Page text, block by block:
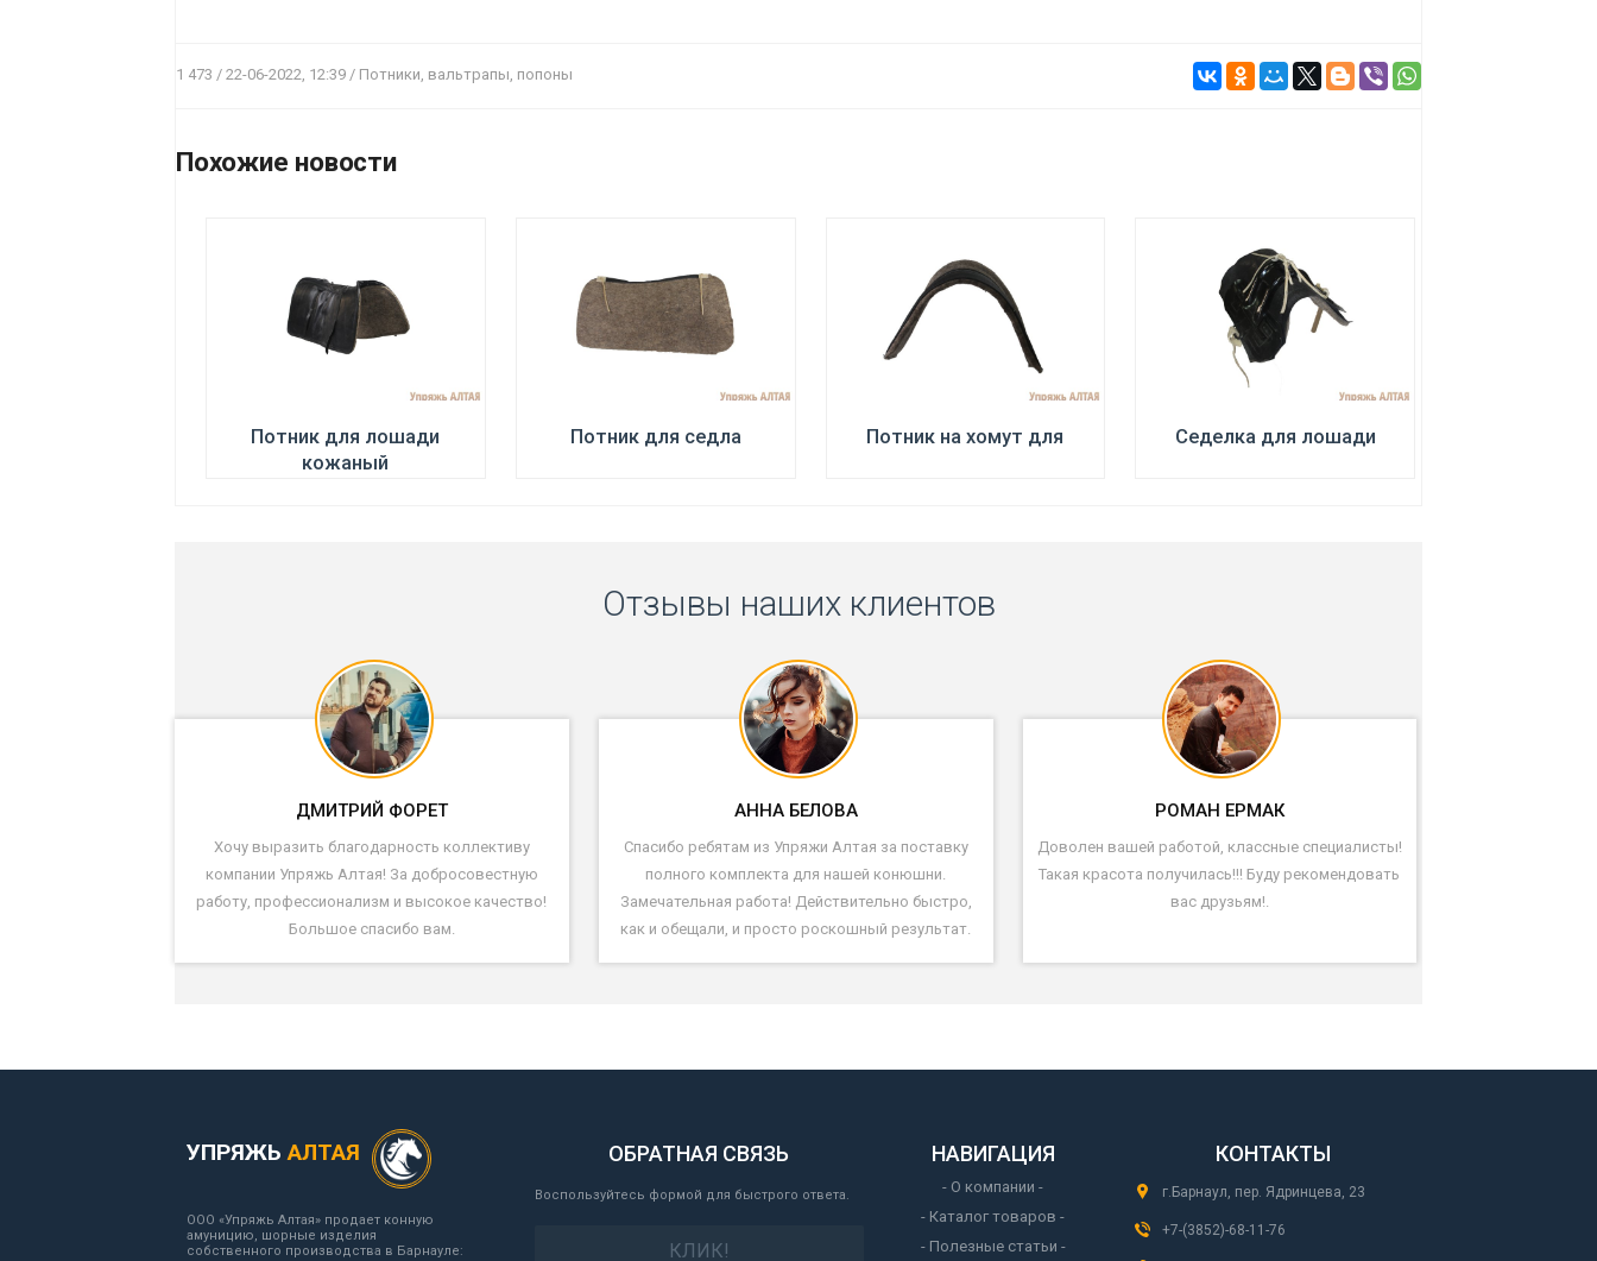
1 473 / 22-06-2022, 12:39 / Потники, вальтрапы, попоны
Похожие новости
Потник для лошади
кожаный
Потник для седла Потник на хомут для Седелка для лошади
Отзывы наших клиентов
ДМИТРИЙ ФОРЕТ
Хочу выразить благодарность коллективу
компании Упряжь Алтая! За добросовестную
работу, профессионализм и высокое качество!
Большое спасибо вам.
АННА БЕЛОВА
Спасибо ребятам из Упряжи Алтая за поставку
полного комплекта для нашей конюшни.
Замечательная работа! Действительно быстро,
как и обещали, и просто роскошный результат.
РОМАН ЕРМАК
Доволен вашей работой, классные специалисты!
Такая красота получилась!!! Буду рекомендовать
вас друзьям!.
УПРЯЖЬ АЛТАЯ
ООО «Упряжь Алтая» продает конную
амуницию, шорные изделия
собственного производства в Барнауле:
ОБРАТНАЯ СВЯЗЬ
Воспользуйтесь формой для быстрого ответа.
КЛИК!
НАВИГАЦИЯ
- О компании -
- Каталог товаров -
- Полезные статьи -
КОНТАКТЫ
г.Барнаул, пер. Ядринцева, 23
+7-(3852)-68-11-76